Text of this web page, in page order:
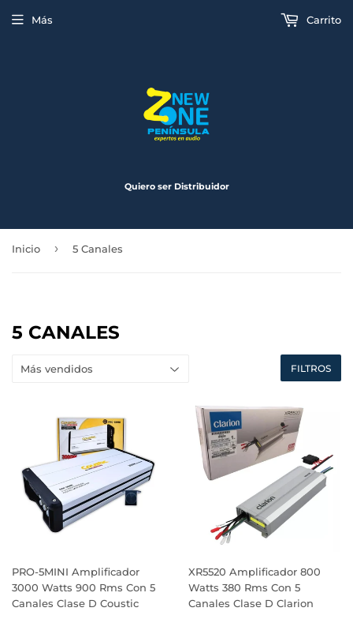
Quiero ser Distribuidor
Más Carrito
Inicio › 5 Canales
5 CANALES
FILTROS
PRO-5MINI Amplificador
3000 Watts 900 Rms Con 5
Canales Clase D Coustic
XR5520 Amplificador 800
Watts 380 Rms Con 5
Canales Clase D Clarion